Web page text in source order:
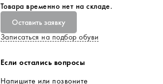
Товара временно нет на складе.
Оставить заявку
Записаться на подбор обуви
Если остались вопросы
Напишите или позвоните